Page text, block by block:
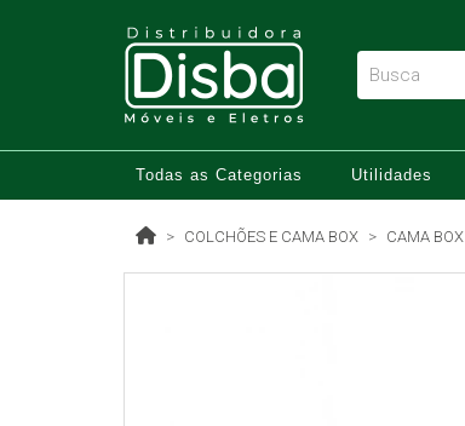
Todas as Categorias Utilidades
COLCHÕES E CAMA BOX CAMA BOX